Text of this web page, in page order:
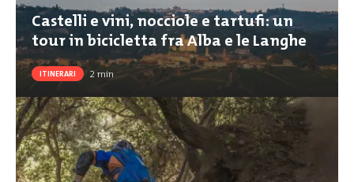
Castelli e vini, nocciole e tartufi: un
tour in bicicletta fra Alba e le Langhe
ITINERARI 2min